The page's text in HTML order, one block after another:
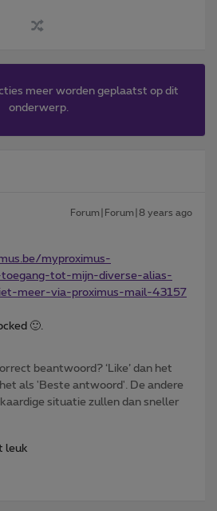
meer worden geplaatst op dit
onderwerp.
Forum|Forum|8 years ago
myproximus-
tot-mijn-diverse-alias-
meer-via-proximus-mail-43157
🙂.
beantwoord? ‘Like’ dan het
als 'Beste antwoord'. De andere
situatie zullen dan sneller
leuk